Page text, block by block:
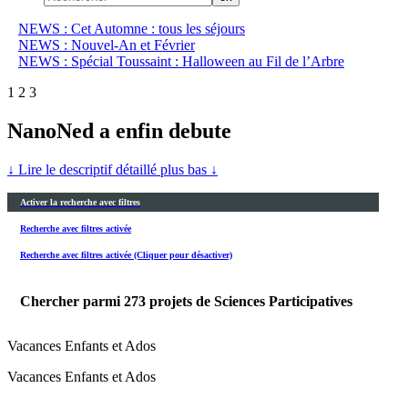
NEWS : Cet Automne : tous les séjours
NEWS : Nouvel-An et Février
NEWS : Spécial Toussaint : Halloween au Fil de l’Arbre
1 2 3
NanoNed a enfin debute
↓ Lire le descriptif détaillé plus bas ↓
Activer la recherche avec filtres
Recherche avec filtres activée
Recherche avec filtres activée (Cliquer pour désactiver)
Chercher parmi 273 projets de Sciences Participatives
Vacances Enfants et Ados
Vacances Enfants et Ados